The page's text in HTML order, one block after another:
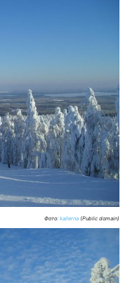
Фото: kallerna (Public domain)